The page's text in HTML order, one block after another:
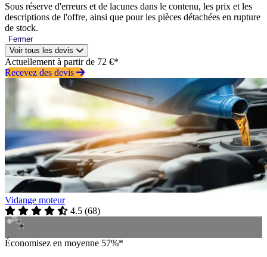
Sous réserve d'erreurs et de lacunes dans le contenu, les prix et les
descriptions de l'offre, ainsi que pour les pièces détachées en rupture
de stock.
Fermer
Voir tous les devis
Actuellement à partir de 72 €*
Recevez des devis
Vidange moteur
4.5 (68)
Économisez en moyenne 57%*